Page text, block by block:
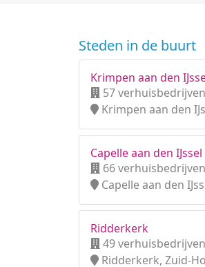
Steden in de buurt
Krimpen aan den
57
Krimpen aan den
Capelle aan den IJssel
66
Capelle aan den
Ridderkerk
49
Ridderkerk, Zuid-